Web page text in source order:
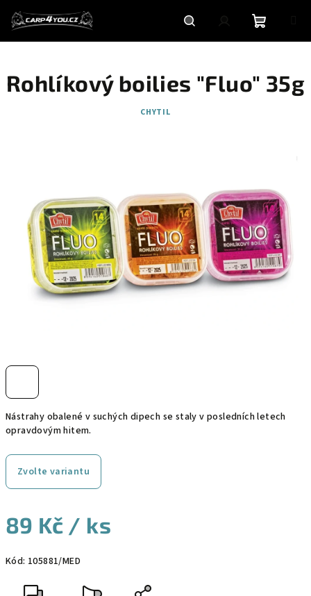
obsah
HledatPřihlášeníNákupní
košík
Nástrahy obalené v suchých dipech se staly v posledních letech
opravdovým hitem.
Zvolte variantu
89 Kč / ks
cena:
Kód: 105881/MED
Rohlíkový boilies "Fluo" 35g
CHYTIL